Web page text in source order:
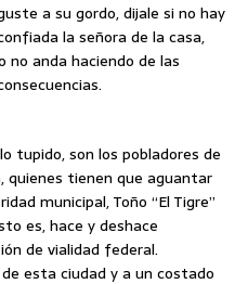
a su gordo, dijale si no hay
la señora de la casa,
no anda haciendo de las
tupido, son los pobladores de
quienes tienen que aguantar
municipal, Toño “El Tigre”
es, hace y deshace
de vialidad federal.
esta ciudad y a un costado